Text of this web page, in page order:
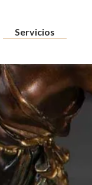
Servicios